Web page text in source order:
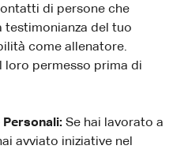
di persone che
testimonianza del tuo
come allenatore.
loro permesso prima di
Se hai lavorato a
avviato iniziative nel